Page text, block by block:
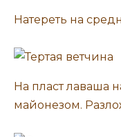
Натереть на
На пласт лаваша
майонезом.